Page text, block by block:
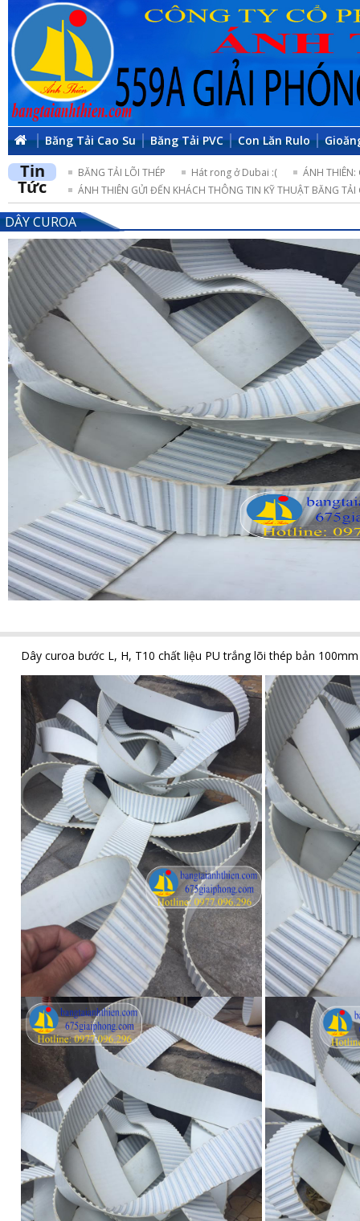
Băng Tải Cao Su Băng Tải PVC Con Lăn Rulo
Tin
Tức
BĂNG TẢI LÕI THÉP Hát rong ở Dubai :(
ÁNH THIÊN:
ÁNH THIÊN GỬI ĐẾN KHÁCH THÔNG TIN KỸ THUẬT BĂNG TẢI
DÂY CUROA
Dây curoa bước L, H, T10 chất liệu PU trắng lõi thép bản